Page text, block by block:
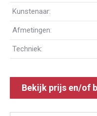
Kunstenaar:
Afmetingen:
Techniek:
Bekijk prijs en/of